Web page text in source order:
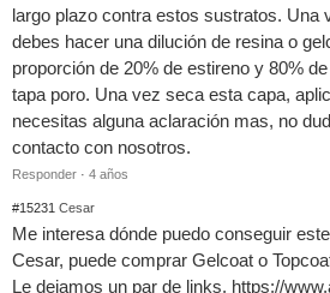
largo plazo contra estos sustratos. Una
debes hacer una dilución de resina o
proporción de 20% de estireno y 80%
tapa poro. Una vez seca esta capa,
necesitas alguna aclaración mas, no
contacto con nosotros.
Responder · 4 años
#15231 Cesar
Me interesa dónde puedo conseguir
Cesar, puede comprar Gelcoat o
Le dejamos un par de links. https://